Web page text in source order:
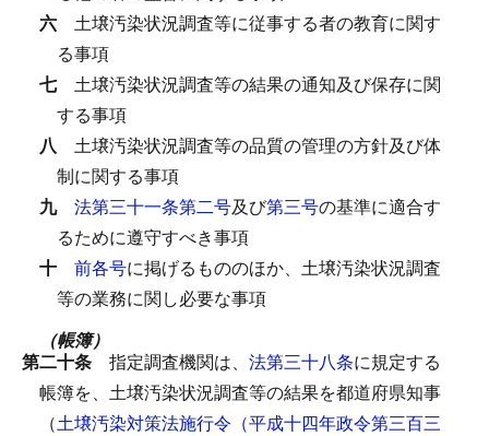
六 土壌汚染状況調査等に従事する者の教育に関す
る事項
七 土壌汚染状況調査等の結果の通知及び保存に関
する事項
八 土壌汚染状況調査等の品質の管理の方針及び体
制に関する事項
九 法第三十一条第二号及び第三号の基準に適合す
るために遵守すべき事項
十 前各号に掲げるもののほか、土壌汚染状況調査
等の業務に関し必要な事項
（帳簿）
第二十条 指定調査機関は、 法第三十八条に規定する
帳簿を、土壌汚染状況調査等の結果を都道府県知事
（土壌汚染対策法施行令（平成十四年政令第三百三